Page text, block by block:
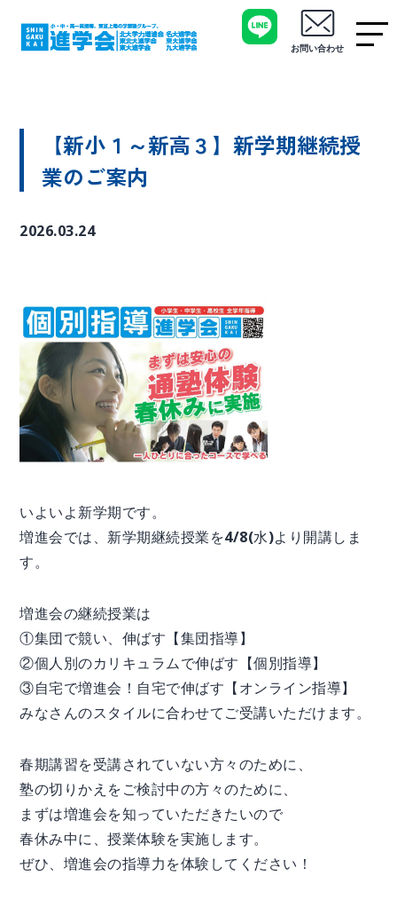
お問い合わせ
【新小１～新高３】新学期継続授
業のご案内
2026.03.24
いよいよ新学期です。
増進会では、新学期継続授業を4/8(水)より開講しま
す。
増進会の継続授業は
①集団で競い、伸ばす【集団指導】
②個人別のカリキュラムで伸ばす【個別指導】
③自宅で増進会！自宅で伸ばす【オンライン指導】
みなさんのスタイルに合わせてご受講いただけます。
春期講習を受講されていない方々のために、
塾の切りかえをご検討中の方々のために、
まずは増進会を知っていただきたいので
春休み中に、授業体験を実施します。
ぜひ、増進会の指導力を体験してください！